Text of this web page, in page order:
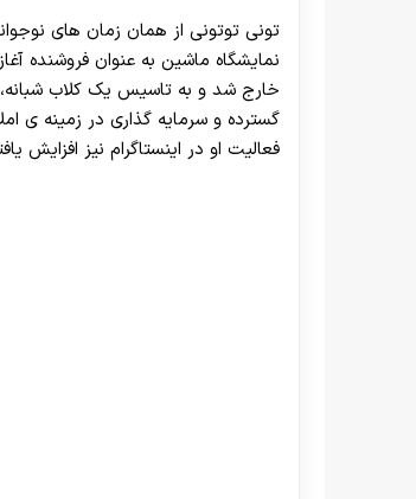
تونی توتونی از همان زمان های
نمایشگاه ماشین به عنوان فروشنده
خارج شد و به تاسیس یک کلاب
گسترده و سرمایه گذاری در زمینه ی
فعالیت او در اینستاگرام نیز افزایش